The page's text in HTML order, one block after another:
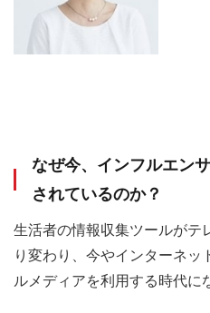
なぜ今、インフルエン
されているのか？
生活者の情報収集ツールがテ
り変わり、今やインターネッ
ルメディアを利用する時代に